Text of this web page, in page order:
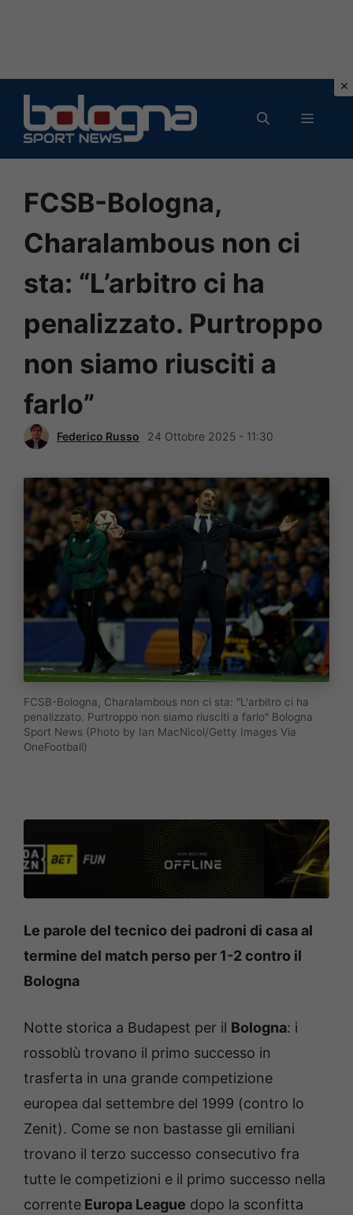
contenuto
MENU
FCSB-Bologna,
Charalambous non ci
sta: “L’arbitro ci ha
penalizzato. Purtroppo
non siamo riusciti a
farlo”
Federico Russo 24 Ottobre 2025 - 11:30
FCSB-Bologna, Charalambous non ci sta: "L'arbitro ci ha
penalizzato. Purtroppo non siamo riusciti a farlo" Bologna
Sport News (Photo by Ian MacNicol/Getty Images Via
OneFootball)
Le parole del tecnico dei padroni di casa al
termine del match perso per 1-2 contro il
Bologna
Notte storica a Budapest per il Bologna: i
rossoblù trovano il primo successo in
trasferta in una grande competizione
europea dal settembre del 1999 (contro lo
Zenit). Come se non bastasse gli emiliani
trovano il terzo successo consecutivo fra
tutte le competizioni e il primo successo nella
corrente Europa League dopo la sconfitta